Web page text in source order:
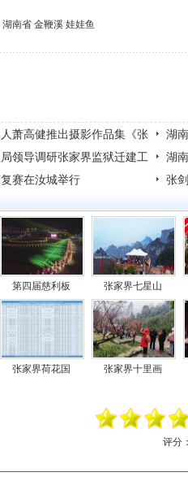
湖南省 金鞭溪 娃娃鱼
萧高健推出摄影作品集《张
湖
大
领导调研张家界监狱迁建工
湖
动
赛在汝城举行 张
第四届慈利板 张家界七星山
张家界荷花国 张家界十里画
评分：